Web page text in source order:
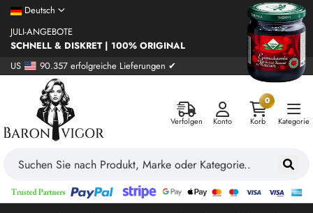
Deutsch
JULI-ANGEBOTE
SCHNELL & DISKRET | 100% ORIGINAL
US
90.357 erfolgreiche Lieferungen ✔
Verfolgen Konto
0
Korb
Kategorie